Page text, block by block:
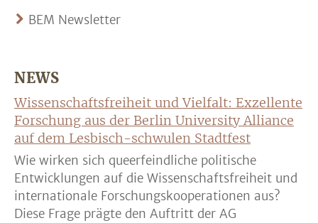
BEM Newsletter
NEWS
Wissenschaftsfreiheit und Vielfalt: Exzellente
Forschung aus der Berlin University Alliance
auf dem Lesbisch-schwulen Stadtfest
Wie wirken sich queerfeindliche politische
Entwicklungen auf die Wissenschaftsfreiheit und
internationale Forschungskooperationen aus?
Diese Frage prägte den Auftritt der AG